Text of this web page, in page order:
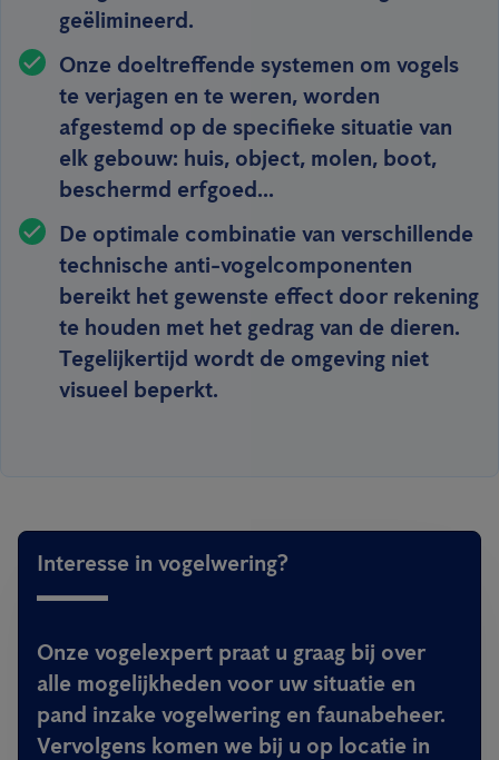
geëlimineerd.
Onze doeltreffende systemen om vogels
te verjagen en te weren, worden
afgestemd op de specifieke situatie van
elk gebouw: huis, object, molen, boot,
beschermd erfgoed...
De optimale combinatie van verschillende
technische anti-vogelcomponenten
bereikt het gewenste effect door rekening
te houden met het gedrag van de dieren.
Tegelijkertijd wordt de omgeving niet
visueel beperkt.
Interesse in vogelwering?
Onze vogelexpert praat u graag bij over
alle mogelijkheden voor uw situatie en
pand inzake vogelwering en faunabeheer.
Vervolgens komen we bij u op locatie in